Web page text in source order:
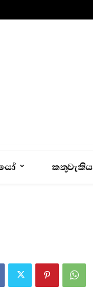
කතුවැකිය